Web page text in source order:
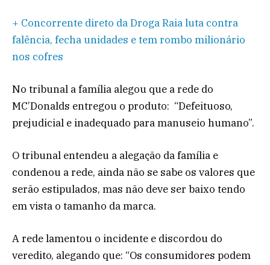
+ Concorrente direto da Droga Raia luta contra
falência, fecha unidades e tem rombo milionário
nos cofres
No tribunal a família alegou que a rede do
MC’Donalds entregou o produto: “Defeituoso,
prejudicial e inadequado para manuseio humano”.
O tribunal entendeu a alegação da família e
condenou a rede, ainda não se sabe os valores que
serão estipulados, mas não deve ser baixo tendo
em vista o tamanho da marca.
A rede lamentou o incidente e discordou do
veredito, alegando que: “Os consumidores podem